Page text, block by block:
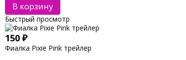
В корзину
Быстрый просмотр
150 ₽
Фиалка Pixie Pink трейлер